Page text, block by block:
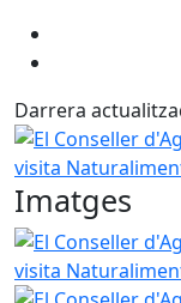
Darrera
El Conseller
Imatges
El Conseller